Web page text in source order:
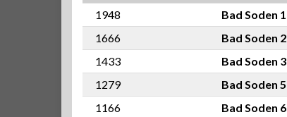
1948
Bad Soden 1
1666
Bad Soden 2
1433
Bad Soden 3
1279
Bad Soden 5
1166
Bad Soden 6